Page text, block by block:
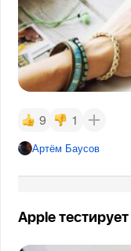
9 1
Артём Баусов
Apple